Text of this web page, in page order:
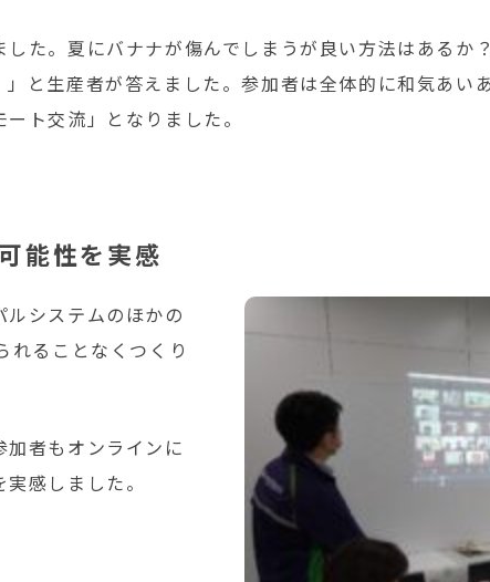
た。夏にバナナが傷んでしまうが良い方法はあるか
と生産者が答えました。参加者は全体的に和気あい
ト交流」となりました。
能性を実感
ルシステムのほかの
れることなくつくり
者もオンラインに
感しました。